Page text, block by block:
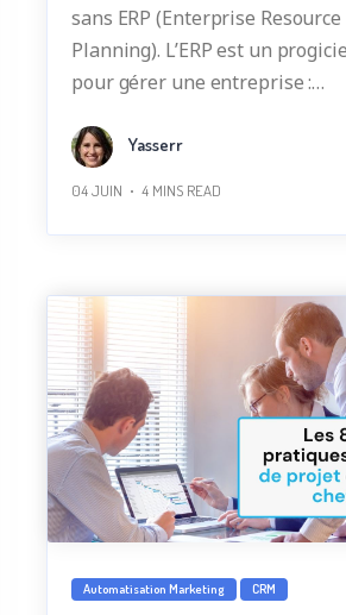
sans ERP (Enterprise Resource
Planning). L’ERP est un
pour gérer une entreprise :…
Yasserr
04 JUIN 4 MINS READ
Automatisation Marketing CRM